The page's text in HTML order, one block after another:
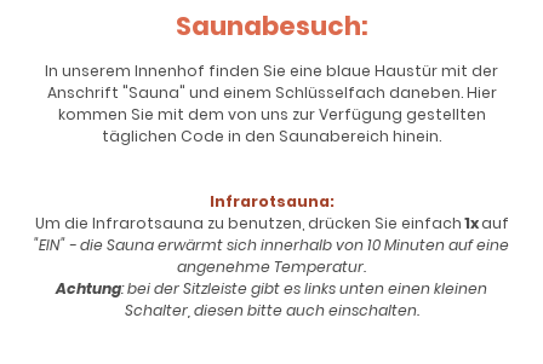
Saunabesuch:
In unserem Innenhof finden Sie eine blaue Haustür mit der
Anschrift "Sauna" und einem Schlüsselfach daneben. Hier
kommen Sie mit dem von uns zur Verfügung gestellten
täglichen Code in den Saunabereich hinein.
Infrarotsauna:
Um die Infrarotsauna zu benutzen, drücken Sie einfach1xauf
"EIN" - die Sauna erwärmt sich innerhalb von 10 Minuten auf eine
angenehme Temperatur.
Achtung: bei der Sitzleiste gibt es links unten einen kleinen
Schalter, diesen bitte auch einschalten.